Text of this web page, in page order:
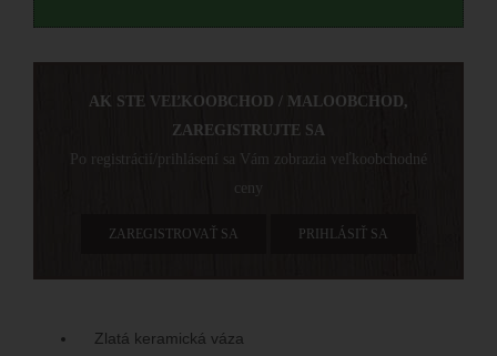
AK STE VEĽKOOBCHOD / MALOOBCHOD,
ZAREGISTRUJTE SA
Po registrácií/prihlásení sa Vám zobrazia veľkoobchodné
ceny
ZAREGISTROVAŤ SA PRIHLÁSIŤ SA
Zlatá keramická váza